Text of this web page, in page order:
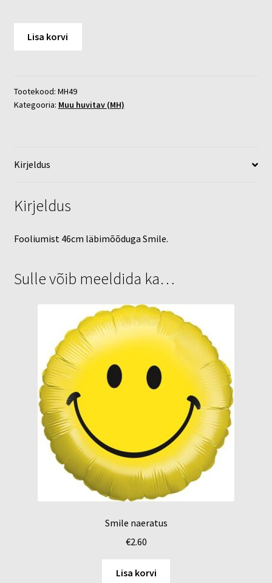
Lisa korvi
Tootekood: MH49
Kategooria: Muu huvitav (MH)
Kirjeldus
Kirjeldus
Fooliumist 46cm läbimõõduga Smile.
Sulle võib meeldida ka…
Smile naeratus
€2.60
Lisa korvi